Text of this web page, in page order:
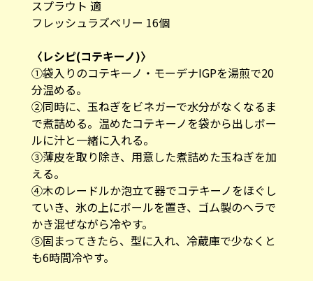
スプラウト 適
フレッシュラズベリー 16個
〈レシピ(コテキーノ)〉
①袋入りのコテキーノ・モーデナIGPを湯煎で20
分温める。
②同時に、玉ねぎをビネガーで水分がなくなるま
で煮詰める。温めたコテキーノを袋から出しボー
ルに汁と一緒に入れる。
③薄皮を取り除き、用意した煮詰めた玉ねぎを加
える。
④木のレードルか泡立て器でコテキーノをほぐし
ていき、氷の上にボールを置き、ゴム製のヘラで
かき混ぜながら冷やす。
⑤固まってきたら、型に入れ、冷蔵庫で少なくと
も6時間冷やす。